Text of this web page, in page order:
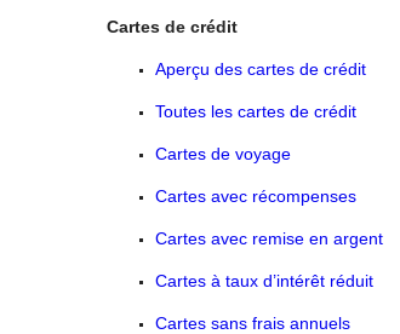
Cartes de crédit
Aperçu des cartes de crédit
Toutes les cartes de crédit
Cartes de voyage
Cartes avec récompenses
Cartes avec remise en argent
Cartes à taux d’intérêt réduit
Cartes sans frais annuels